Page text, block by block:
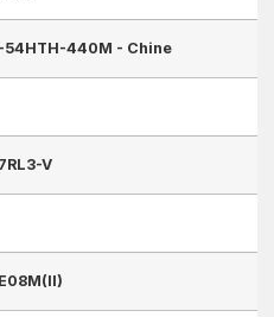
54HTH-440M - Chine
V